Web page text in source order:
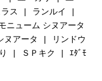
ス
ランルイ
ニューム シヌアータ
アータ
リンドウ
ＳＰキク
ｴﾀﾞﾓ